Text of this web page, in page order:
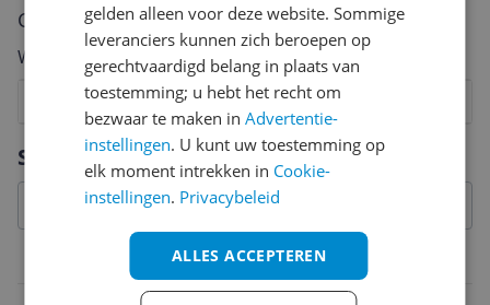
Specificaties
Inhoud en samenstelling van dit artikel
Cijfer
Welk cijfer geef jij dit product?
7
6
5
4
3
2
Vraag 1 van 4
gelden alleen voor deze website. Sommige
leveranciers kunnen zich beroepen op
gerechtvaardigd belang in plaats van
toestemming; u hebt het recht om
bezwaar te maken inAdvertentie-
instellingen. U kunt uw toestemming op
elk moment intrekken in Cookie-
instellingen. Privacybeleid
ALLES ACCEPTEREN